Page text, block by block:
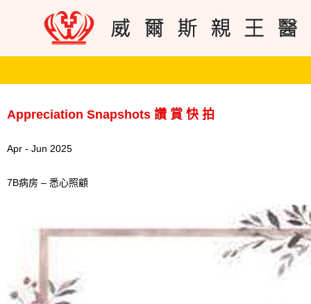
Appreciation Snapshots 讚 賞 快 拍
Apr - Jun 2025
7B病房 – 悉心照顧